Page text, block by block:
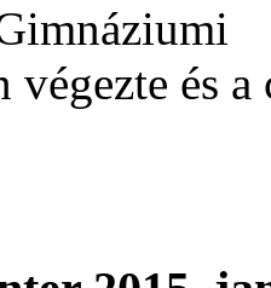
végezte és